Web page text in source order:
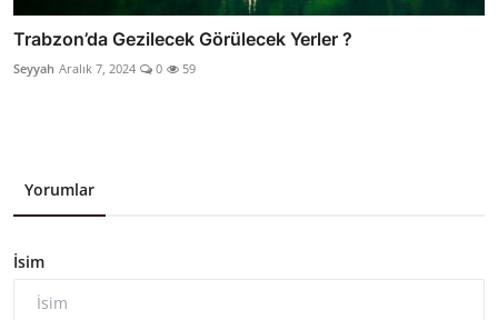
Trabzon’da Gezilecek Görülecek Yerler ?
Seyyah Aralık 7, 2024 0 59
Yorumlar
İsim